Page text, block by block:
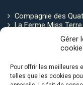
Gérer
Pour offrir les meilleures
telles que les cookies
Compagnie des
La Ferme Miss Terre
Politique de cookies